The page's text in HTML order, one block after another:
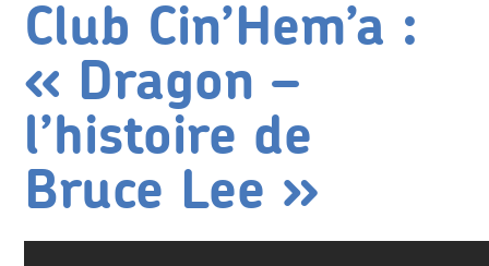
Club Cin’Hem’a :
« Dragon –
l’histoire de
Bruce Lee »